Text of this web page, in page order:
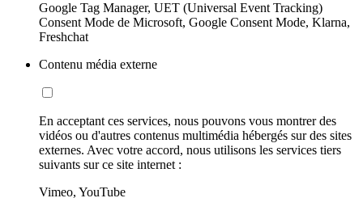
Google Tag Manager, UET (Universal Event Tracking)
Consent Mode de Microsoft, Google Consent Mode, Klarna,
Freshchat
Contenu média externe
En acceptant ces services, nous pouvons vous montrer des
vidéos ou d'autres contenus multimédia hébergés sur des sites
externes. Avec votre accord, nous utilisons les services tiers
suivants sur ce site internet :
Vimeo, YouTube